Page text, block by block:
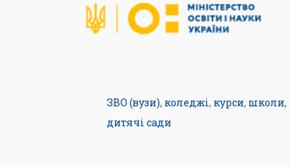
ЗВО (вузи), коледжі, курси, школи,
дитячі сади